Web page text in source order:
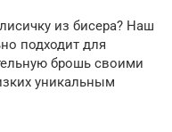
из бисера? Наш
подходит для
брошь своими
уникальным